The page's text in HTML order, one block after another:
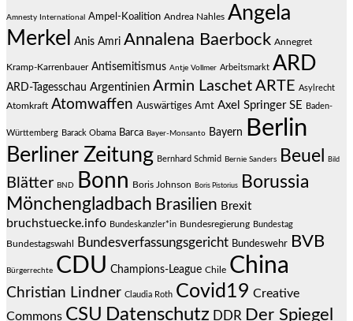
Amnesty International Ampel-Koalition Andrea Nahles Angela
Merkel
Anis Amri Annalena Baerbock Annegret
Kramp-Karrenbauer Antisemitismus Antje Vollmer Arbeitsmarkt ARD
ARD-Tagesschau Argentinien Armin Laschet ARTE Asylrecht
Atomkraft Atomwaffen Auswärtiges Amt Axel Springer SE Baden-
Württemberg Barack Obama Barca Bayer-Monsanto Bayern Berlin
Berliner Zeitung Bernhard Schmid Bernie Sanders Beuel Bild
Blätter BND Bonn Boris Johnson Boris Pistorius
Borussia
Mönchengladbach Brasilien Brexit
bruchstuecke.info Bundeskanzler*in Bundesregierung Bundestag
Bundestagswahl Bundesverfassungsgericht Bundeswehr BVB
Bürgerrechte CDU Champions-League Chile China
Christian Lindner Claudia Roth Covid19 Creative
Commons CSU Datenschutz DDR Der Spiegel